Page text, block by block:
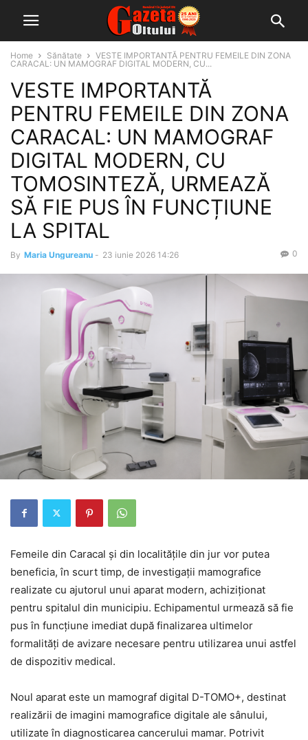
Home Sănătate
VESTE IMPORTANTĂ PENTRU FEMEILE DIN ZONA
CARACAL: UN MAMOGRAF DIGITAL MODERN, CU...
VESTE IMPORTANTĂ
PENTRU FEMEILE DIN ZONA
CARACAL: UN MAMOGRAF
DIGITAL MODERN, CU
TOMOSINTEZĂ, URMEAZĂ
SĂ FIE PUS ÎN FUNCȚIUNE
LA SPITAL
By Maria Ungureanu - 23 iunie 2026 14:26 0
Femeile din Caracal și din localitățile din jur vor putea
beneficia, în scurt timp, de investigații mamografice
realizate cu ajutorul unui aparat modern, achiziționat
pentru spitalul din municipiu. Echipamentul urmează să fie
pus în funcțiune imediat după finalizarea ultimelor
formalități de avizare necesare pentru utilizarea unui astfel
de dispozitiv medical.
Noul aparat este un mamograf digital D-TOMO+, destinat
realizării de imagini mamografice digitale ale sânului,
utilizate în diagnosticarea cancerului mamar. Potrivit